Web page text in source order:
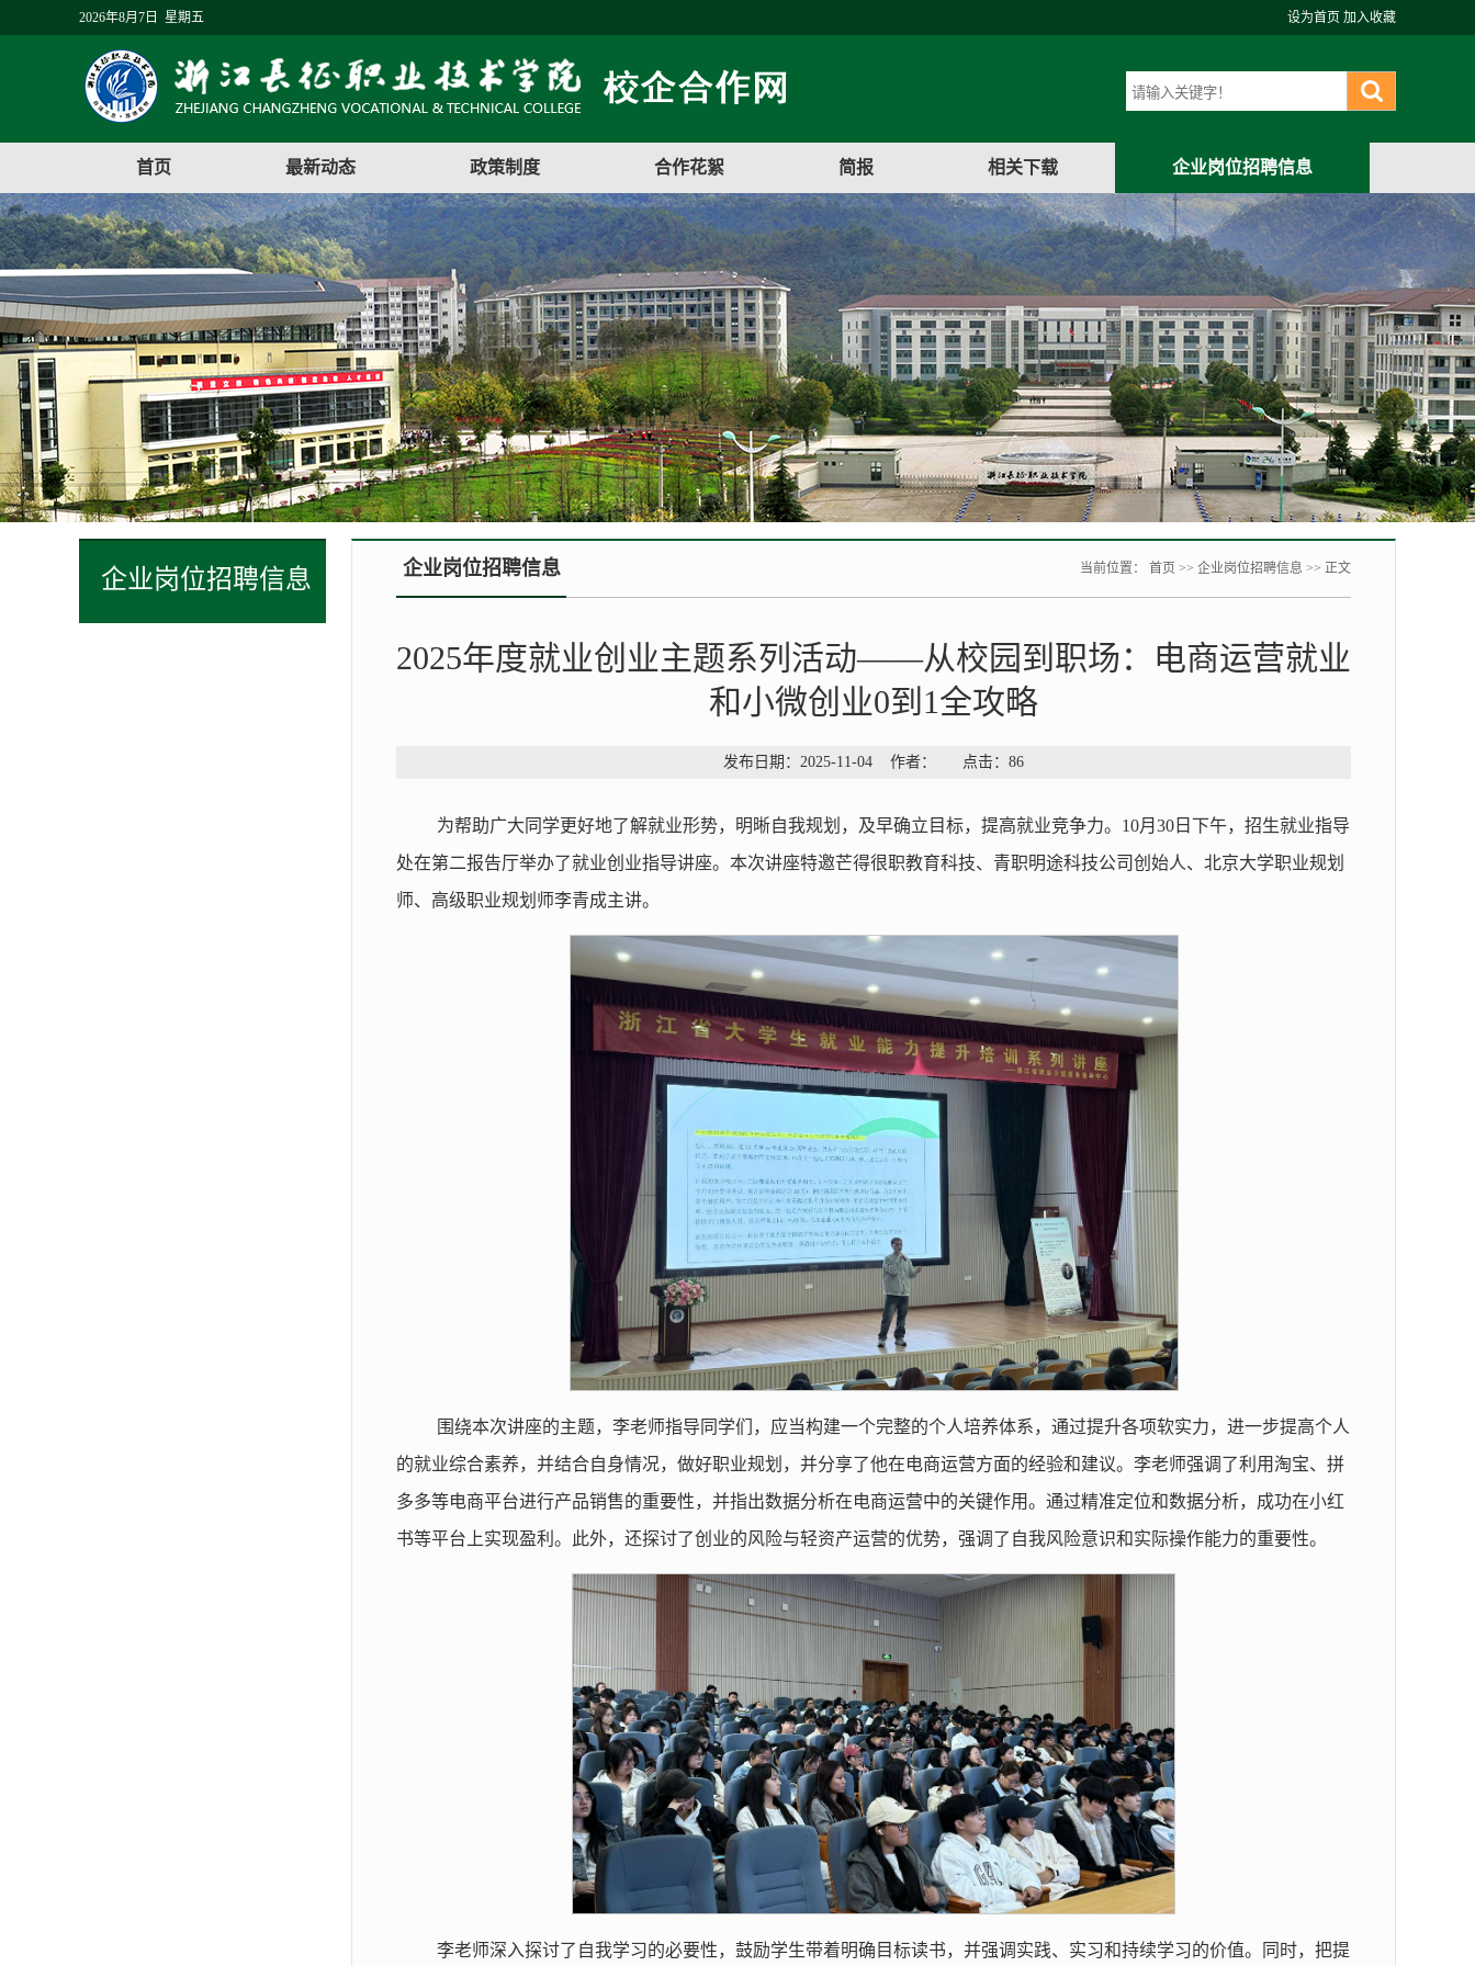
2026年8月7日 星期五 设为首页 加入收藏
首页 最新动态 政策制度 合作花絮 简报 相关下载 企业岗位招聘信息
企业岗位招聘信息 企业岗位招聘信息 当前位置： 首页 >> 企业岗位招聘信息 >> 正文
2025年度就业创业主题系列活动——从校园到职场：电商运营就业
和小微创业0到1全攻略
发布日期：2025-11-04 作者： 点击： 86
为帮助广大同学更好地了解就业形势，明晰自我规划，及早确立目标，提高就业竞争力。10月30日下午，招生就业指导
处在第二报告厅举办了就业创业指导讲座。本次讲座特邀芒得很职教育科技、青职明途科技公司创始人、北京大学职业规划
师、高级职业规划师李青成主讲。
围绕本次讲座的主题，李老师指导同学们，应当构建一个完整的个人培养体系，通过提升各项软实力，进一步提高个人
的就业综合素养，并结合自身情况，做好职业规划，并分享了他在电商运营方面的经验和建议。李老师强调了利用淘宝、拼
多多等电商平台进行产品销售的重要性，并指出数据分析在电商运营中的关键作用。通过精准定位和数据分析，成功在小红
书等平台上实现盈利。此外，还探讨了创业的风险与轻资产运营的优势，强调了自我风险意识和实际操作能力的重要性。
李老师深入探讨了自我学习的必要性，鼓励学生带着明确目标读书，并强调实践、实习和持续学习的价值。同时，把提